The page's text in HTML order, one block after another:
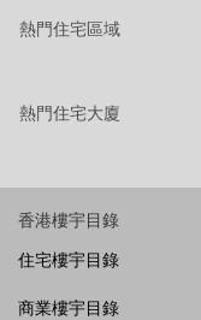
熱門住宅區域
熱門住宅大廈
香港樓宇目錄
住宅樓宇目錄
商業樓宇目錄